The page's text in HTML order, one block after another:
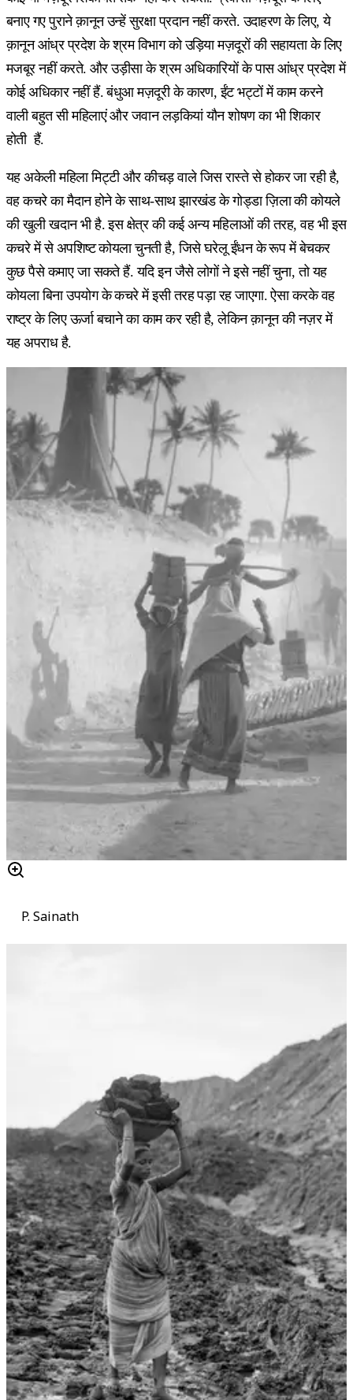
बनाए गए पुराने क़ानून उन्हें सुरक्षा प्रदान नहीं करते. उदाहरण के लिए, ये
क़ानून आंध्र प्रदेश के श्रम विभाग को उड़िया मज़दूरों की सहायता के लिए
मजबूर नहीं करते. और उड़ीसा के श्रम अधिकारियों के पास आंध्र प्रदेश में
कोई अधिकार नहीं हैं. बंधुआ मज़दूरी के कारण, ईंट भट्टों में काम करने
वाली बहुत सी महिलाएं और जवान लड़कियां यौन शोषण का भी शिकार
होती हैं.
यह अकेली महिला मिट्टी और कीचड़ वाले जिस रास्ते से होकर जा रही है,
वह कचरे का मैदान होने के साथ-साथ झारखंड के गोड्डा ज़िला की कोयले
की खुली खदान भी है. इस क्षेत्र की कई अन्य महिलाओं की तरह, वह भी इस
कचरे में से अपशिष्ट कोयला चुनती है, जिसे घरेलू ईंधन के रूप में बेचकर
कुछ पैसे कमाए जा सकते हैं. यदि इन जैसे लोगों ने इसे नहीं चुना, तो यह
कोयला बिना उपयोग के कचरे में इसी तरह पड़ा रह जाएगा. ऐसा करके वह
राष्ट्र के लिए ऊर्जा बचाने का काम कर रही है, लेकिन क़ानून की नज़र में
यह अपराध है.
P. Sainath